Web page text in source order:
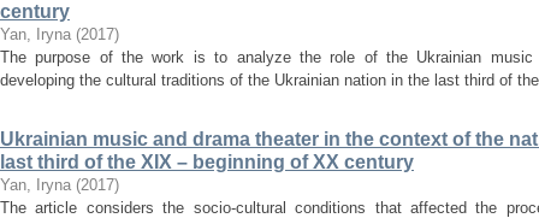
century
Yan, Iryna (2017)
The purpose of the work is to analyze the role of the Ukrainian music
developing the cultural traditions of the Ukrainian nation in the last third of
Ukrainian music and drama theater in the context of the
last third of the XIX – beginning of XX century
Yan, Iryna (2017)
The article considers the socio-cultural conditions that affected the